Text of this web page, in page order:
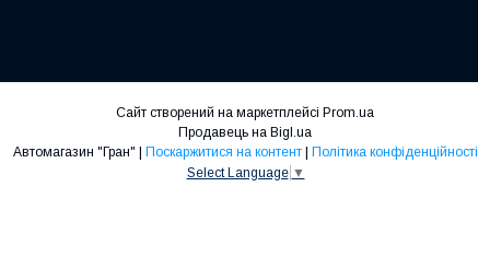
Сайт створений на маркетплейсі Prom.ua
Продавець на Bigl.ua
Поскаржитися на контент
Політика конфіденційності
Select Language ▼